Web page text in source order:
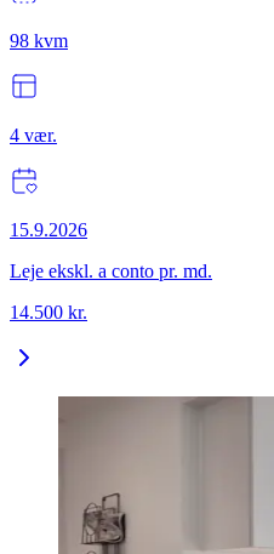
98 kvm
4 vær.
15.9.2026
Leje ekskl. a conto pr. md.
14.500 kr.